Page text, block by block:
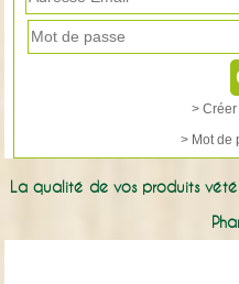
>
> Mot de
La qualité de vos produits